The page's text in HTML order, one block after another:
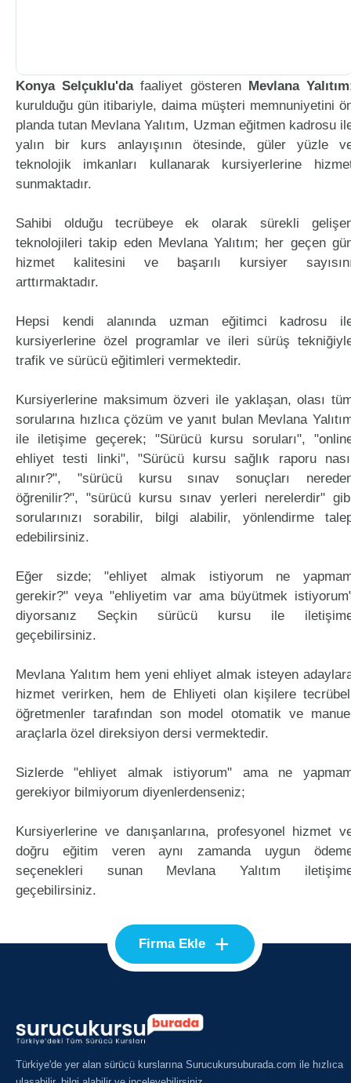
Konya Selçuklu'dafaaliyet gösteren Mevlana Yalıtım
kurulduğu gün itibariyle, daima müşteri memnuniyetini
planda tutan Mevlana Yalıtım, Uzman eğitmen kadrosu
yalın bir kurs anlayışının ötesinde, güler yüzle
teknolojik imkanları kullanarak kursiyerlerine
sunmaktadır.
Sahibi olduğu tecrübeye ek olarak sürekli
teknolojileri takip eden Mevlana Yalıtım; her geçen
hizmet kalitesini ve başarılı kursiyer
arttırmaktadır.
Hepsi kendi alanında uzman eğitimci kadrosu
kursiyerlerine özel programlar ve ileri sürüş
trafik ve sürücü eğitimleri vermektedir.
Kursiyerlerine maksimum özveri ile yaklaşan, olası
sorularına hızlıca çözüm ve yanıt bulan Mevlana
ile iletişime geçerek; "Sürücü kursu soruları",
ehliyet testi linki", "Sürücü kursu sağlık raporu
alınır?", "sürücü kursu sınav sonuçları
öğrenilir?", "sürücü kursu sınav yerleri nerelerdir"
sorularınızı sorabilir, bilgi alabilir, yönlendirme
edebilirsiniz.
Eğer sizde; "ehliyet almak istiyorum ne
gerekir?" veya "ehliyetim var ama büyütmek
diyorsanız Seçkin sürücü kursu ile
geçebilirsiniz.
Mevlana Yalıtım hem yeni ehliyet almak isteyen
hizmet verirken, hem de Ehliyeti olan kişilere
öğretmenler tarafından son model otomatik ve
araçlarla özel direksiyon dersi vermektedir.
Sizlerde "ehliyet almak istiyorum" ama ne
gerekiyor bilmiyorum diyenlerdenseniz;
Kursiyerlerine ve danışanlarına, profesyonel hizmet
doğru eğitim veren aynı zamanda uygun
seçenekleri sunan Mevlana Yalıtım
geçebilirsiniz.
Firma Ekle +
Türkiye'de yer alan sürücü kurslarına Surucukursuburada.com ile hızlıca